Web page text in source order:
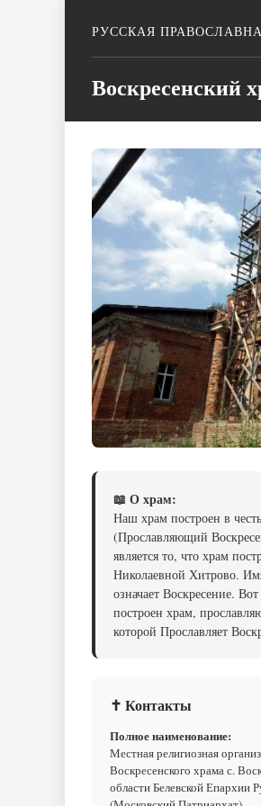
РУССКАЯ
Воскресенский
📖 О храм:
Наш храм построен в
(Прославляющий
является то, что храм
Николаевной Хитрово.
означает Воскресение.
построен храм,
которой Прославляет
✝ Контакты
Полное наименование:
Местная религиозная
Воскресенского храма с.
области Белевской Епархии